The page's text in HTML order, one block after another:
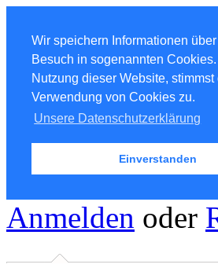
Wir speichern Informationen
Besuch in sogenannten
Nutzung dieser Website, stimmst
Verwendung von Cookies zu.
Unsere Datenschutzerklärung
Einverstanden
Anmelden oder